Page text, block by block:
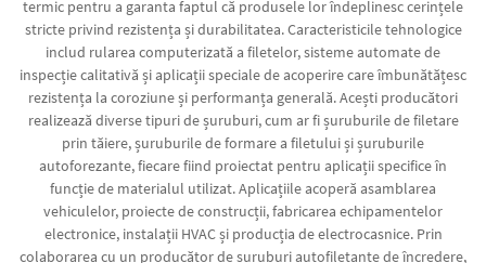
termic pentru a garanta faptul că produsele lor îndeplinesc cerințele
stricte privind rezistența și durabilitatea. Caracteristicile tehnologice
includ rularea computerizată a filetelor, sisteme automate de
inspecție calitativă și aplicații speciale de acoperire care îmbunătățesc
rezistența la coroziune și performanța generală. Acești producători
realizează diverse tipuri de șuruburi, cum ar fi șuruburile de filetare
prin tăiere, șuruburile de formare a filetului și șuruburile
autoforezante, fiecare fiind proiectat pentru aplicații specifice în
funcție de materialul utilizat. Aplicațiile acoperă asamblarea
vehiculelor, proiecte de construcții, fabricarea echipamentelor
electronice, instalații HVAC și producția de electrocasnice. Prin
colaborarea cu un producător de șuruburi autofiletante de încredere,